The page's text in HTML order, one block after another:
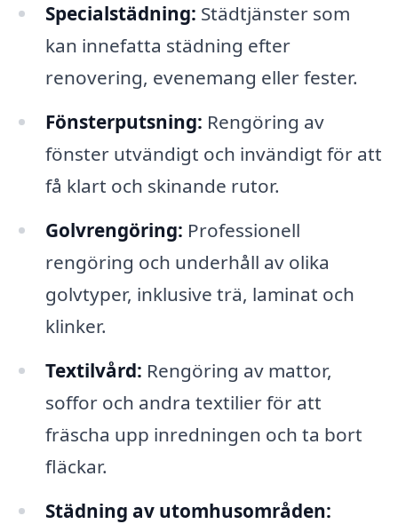
Specialstädning: Städtjänster som
kan innefatta städning efter
renovering, evenemang eller fester.
Fönsterputsning: Rengöring av
fönster utvändigt och invändigt för att
få klart och skinande rutor.
Golvrengöring: Professionell
rengöring och underhåll av olika
golvtyper, inklusive trä, laminat och
klinker.
Textilvård: Rengöring av mattor,
soffor och andra textilier för att
fräscha upp inredningen och ta bort
fläckar.
Städning av utomhusområden: